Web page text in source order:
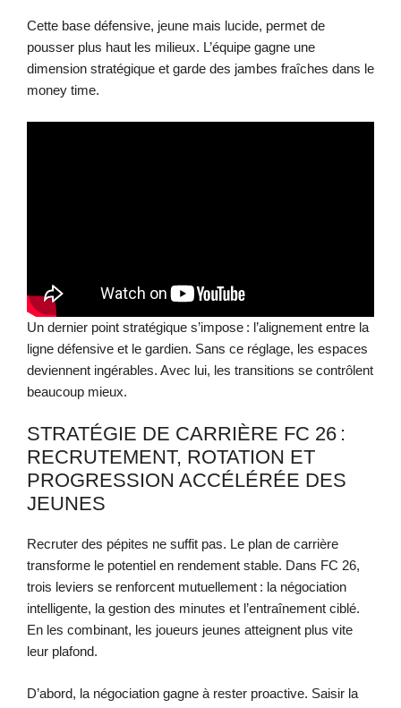
Cette base défensive, jeune mais lucide, permet de
pousser plus haut les milieux. L’équipe gagne une
dimension stratégique et garde des jambes fraîches dans le
money time.
Un dernier point stratégique s’impose : l’alignement entre la
ligne défensive et le gardien. Sans ce réglage, les espaces
deviennent ingérables. Avec lui, les transitions se contrôlent
beaucoup mieux.
STRATÉGIE DE CARRIÈRE FC 26 :
RECRUTEMENT, ROTATION ET
PROGRESSION ACCÉLÉRÉE DES
JEUNES
Recruter des pépites ne suffit pas. Le plan de carrière
transforme le potentiel en rendement stable. Dans FC 26,
trois leviers se renforcent mutuellement : la négociation
intelligente, la gestion des minutes et l’entraînement ciblé.
En les combinant, les joueurs jeunes atteignent plus vite
leur plafond.
D’abord, la négociation gagne à rester proactive. Saisir la